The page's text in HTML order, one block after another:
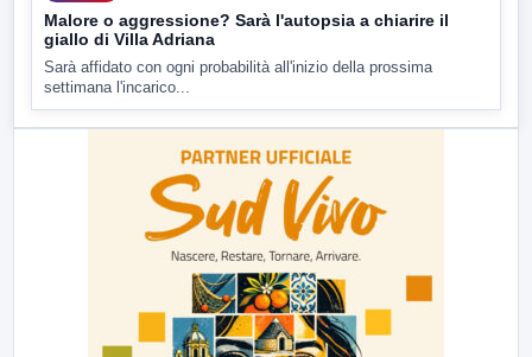
Malore o aggressione? Sarà l'autopsia a chiarire il
giallo di Villa Adriana
Sarà affidato con ogni probabilità all'inizio della prossima
settimana l'incarico...